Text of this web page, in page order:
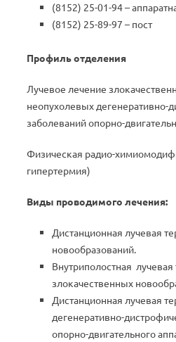
(8152) 25-01-94 –
(8152) 25-89-97 – пост
Профиль отделения
Лучевое лечение
неопухолевых дегенеративно-
заболеваний опорно-
Физическая радио-
гипертермия)
Виды проводимого лечения:
Дистанционная лучевая
новообразований.
Внутриполостная лучевая
злокачественных
Дистанционная лучевая
дегенеративно-
опорно-двигательного